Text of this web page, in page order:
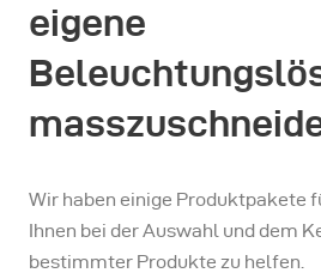
eigene
Wir haben einige Produktpakete
Ihnen bei der Auswahl und dem
bestimmter Produkte zu helfen.